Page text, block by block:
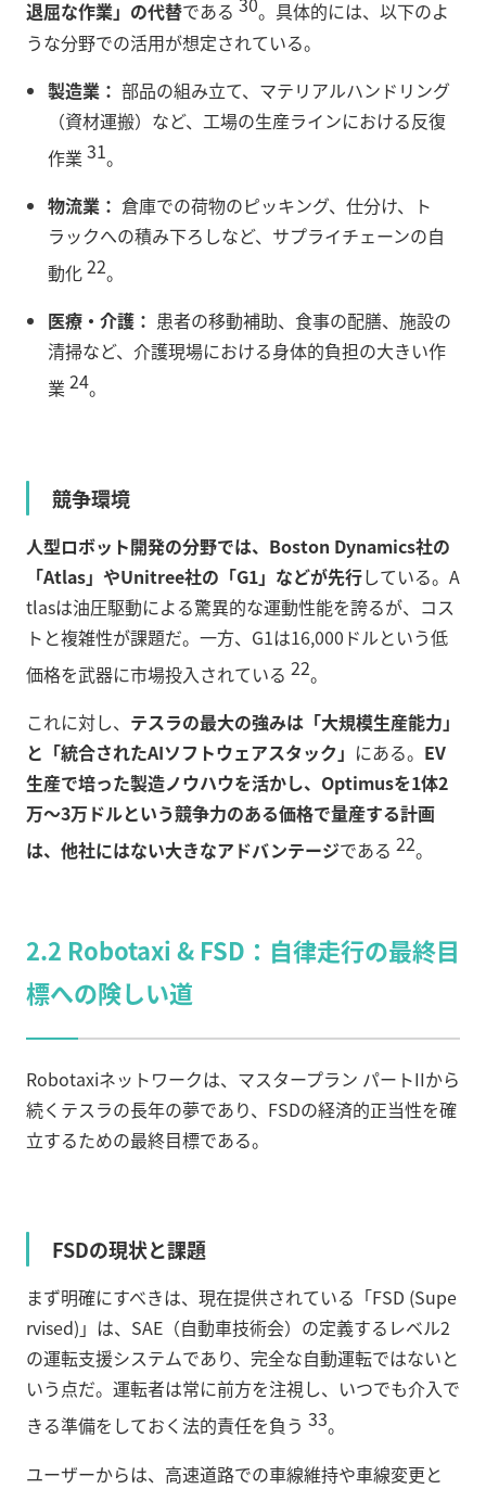
退屈な作業」の代替である
。具体的には、以下のよ
うな分野での活用が想定されている。
製造業： 部品の組み立て、マテリアルハンドリング
（資材運搬）など、工場の生産ラインにおける反復
作業 31。
物流業： 倉庫での荷物のピッキング、仕分け、ト
ラックへの積み下ろしなど、サプライチェーンの自
動化22。
医療・介護： 患者の移動補助、食事の配膳、施設の
清掃など、介護現場における身体的負担の大きい作
業 24。
競争環境
人型ロボット開発の分野では、Boston Dynamics社の
「Atlas」やUnitree社の「G1」などが先行している。A
tlasは油圧駆動による驚異的な運動性能を誇るが、コス
トと複雑性が課題だ。一方、G1は16,000ドルという低
価格を武器に市場投入されている 22。
これに対し、 テスラの最大の強みは「大規模生産能力」
と「統合されたAIソフトウェアスタック」 にある。 EV
生産で培った製造ノウハウを活かし、Optimusを1体2
万〜3万ドルという競争力のある価格で量産する計画
は、他社にはない大きなアドバンテージである 22。
2.2 Robotaxi & FSD：自律走行の最終目
標への険しい道
Robotaxiネットワークは、マスタープラン パートIIから
続くテスラの長年の夢であり、FSDの経済的正当性を確
立するための最終目標である。
FSDの現状と課題
まず明確にすべきは、現在提供されている「FSD (Supe
rvised)」は、SAE（自動車技術会）の定義するレベル2
の運転支援システムであり、完全な自動運転ではないと
いう点だ。運転者は常に前方を注視し、いつでも介入で
きる準備をしておく法的責任を負う 33。
ユーザーからは、高速道路での車線維持や車線変更と